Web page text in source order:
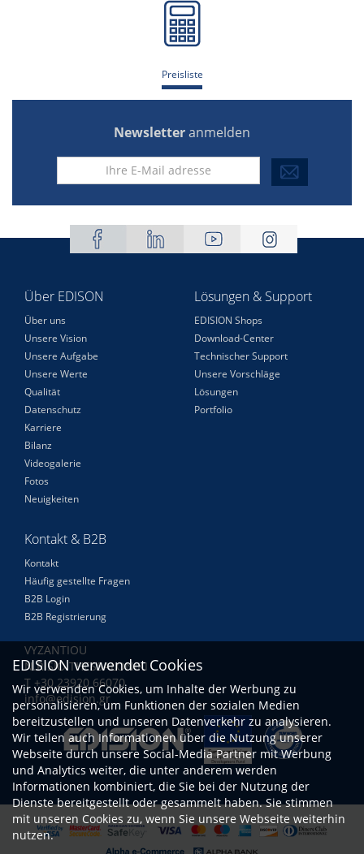
Preisliste
Newsletteranmelden
Über EDISON
Über uns
Unsere Vision
Unsere Aufgabe
Unsere Werte
Qualität
Datenschutz
Karriere
Bilanz
Videogalerie
Fotos
Neuigkeiten
Lösungen & Support
EDISION Shops
Download-Center
Technischer Support
Unsere Vorschläge
Lösungen
Portfolio
Kontakt & B2B
Kontakt
Häufig gestellte Fragen
B2B Login
B2B Registrierung
VYZANTIOU
N.RISIO THESSALONIKI
Τ +30 23920 66070
info@edision.gr
EDISION verwendet Cookies
Wir verwenden Cookies, um Inhalte der Werbung zu
personalisieren, um Funktionen der sozialen Medien
bereitzustellen und unseren Datenverkehr zu analysieren.
Wir teilen auch Informationen über die Nutzung unserer
Webseite durch unsere Social-Media Partner mit Werbung
und Analytics weiter, die unter anderem werden
Informationen kombiniert, die Sie bei der Nutzung der
Dienste bereitgestellt oder gesammelt haben. Sie stimmen
mit unseren Cookies zu, wenn Sie unsere Webseite weiterhin
nutzen.